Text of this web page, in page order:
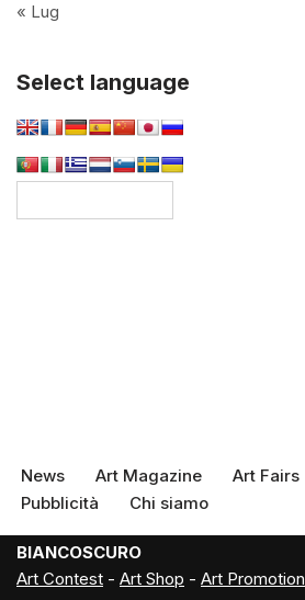
« Lug
Select language
News Art Magazine Art Fairs
Pubblicità
Chi siamo
BIANCOSCURO
Art Contest - Art Shop - Art Promotion